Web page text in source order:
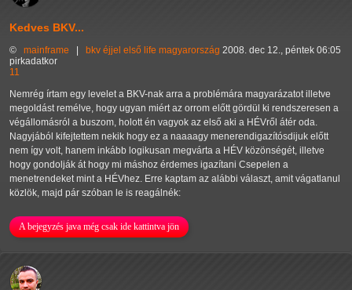
Kedves BKV...
© mainframe bkv éjjel első life magyarország 2008. dec 12., péntek 06:05
pirkadatkor
11
Nemrég írtam egy levelet a BKV-nak arra a problémára magyarázatot illetve
megoldást remélve, hogy ugyan miért az orrom előtt gördül ki rendszeresen a
végállomásról a buszom, holott én vagyok az első aki a HÉVről átér oda.
Nagyjából kifejtettem nekik hogy ez a naaaagy menerendigazítósdijuk előtt
nem így volt, hanem inkább logikusan megvárta a HÉV közönségét, illetve
hogy gondolják át hogy mi máshoz érdemes igazítani Csepelen a
menetrendeket mint a HÉVhez. Erre kaptam az alábbi választ, amit vágatlanul
közlök, majd pár szóban le is reagálnék:
A bejegyzés java még csak ide kattintva jön